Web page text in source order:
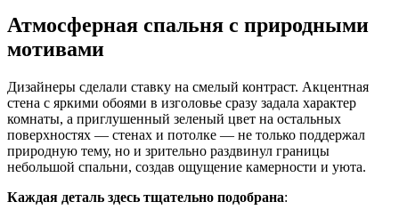
Атмосферная спальня с природными
мотивами
Дизайнеры сделали ставку на смелый контраст. Акцентная
стена с яркими обоями в изголовье сразу задала характер
комнаты, а приглушенный зеленый цвет на остальных
поверхностях — стенах и потолке — не только поддержал
природную тему, но и зрительно раздвинул границы
небольшой спальни, создав ощущение камерности и уюта.
Каждая деталь здесь тщательно подобрана: